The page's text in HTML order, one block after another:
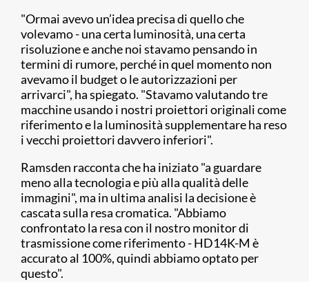
"Ormai avevo un’idea precisa di quello che
volevamo - una certa luminosità, una certa
risoluzione e anche noi stavamo pensando in
termini di rumore, perché in quel momento non
avevamo il budget o le autorizzazioni per
arrivarci", ha spiegato. "Stavamo valutando tre
macchine usando i nostri proiettori originali come
riferimento e la luminosità supplementare ha reso
i vecchi proiettori davvero inferiori".
Ramsden racconta che ha iniziato "a guardare
meno alla tecnologia e più alla qualità delle
immagini", ma in ultima analisi la decisione è
cascata sulla resa cromatica. "Abbiamo
confrontato la resa con il nostro monitor di
trasmissione come riferimento - HD14K-M è
accurato al 100%, quindi abbiamo optato per
questo".